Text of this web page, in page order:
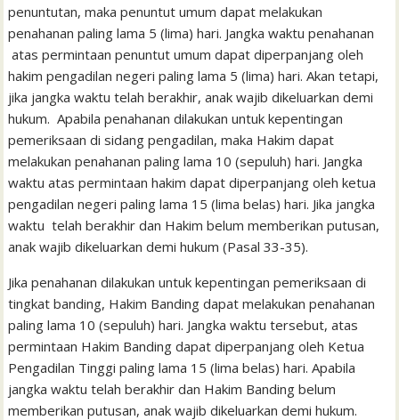
penuntutan, maka penuntut umum dapat melakukan
penahanan paling lama 5 (lima) hari. Jangka waktu penahanan
atas permintaan penuntut umum dapat diperpanjang oleh
hakim pengadilan negeri paling lama 5 (lima) hari. Akan tetapi,
jika jangka waktu telah berakhir, anak wajib dikeluarkan demi
hukum. Apabila penahanan dilakukan untuk kepentingan
pemeriksaan di sidang pengadilan, maka Hakim dapat
melakukan penahanan paling lama 10 (sepuluh) hari. Jangka
waktu atas permintaan hakim dapat diperpanjang oleh ketua
pengadilan negeri paling lama 15 (lima belas) hari. Jika jangka
waktu telah berakhir dan Hakim belum memberikan putusan,
anak wajib dikeluarkan demi hukum (Pasal 33-35).
Jika penahanan dilakukan untuk kepentingan pemeriksaan di
tingkat banding, Hakim Banding dapat melakukan penahanan
paling lama 10 (sepuluh) hari. Jangka waktu tersebut, atas
permintaan Hakim Banding dapat diperpanjang oleh Ketua
Pengadilan Tinggi paling lama 15 (lima belas) hari. Apabila
jangka waktu telah berakhir dan Hakim Banding belum
memberikan putusan, anak wajib dikeluarkan demi hukum.